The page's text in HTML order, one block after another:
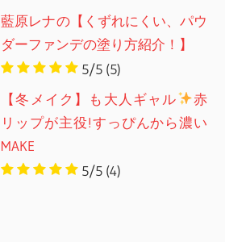
藍原レナの【くずれにくい、パウ
ダーファンデの塗り方紹介！】
5/5 (5)
【冬メイク】も大人ギャル
赤
リップが主役!すっぴんから濃い
MAKE
5/5 (4)